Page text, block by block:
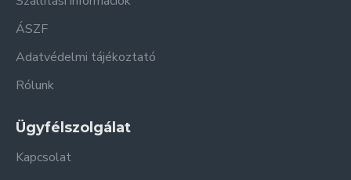
ÁSZF
Adatvédelmi tájékoztató
Rólunk
Ügyfélszolgálat
Kapcsolat